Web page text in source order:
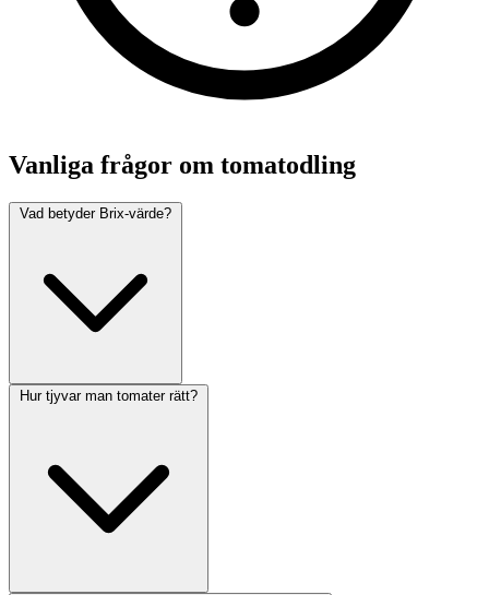
Vanliga frågor om tomatodling
Vad betyder Brix-värde?
Hur tjyvar man tomater rätt?